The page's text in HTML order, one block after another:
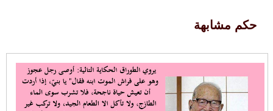
حكم مشابهة